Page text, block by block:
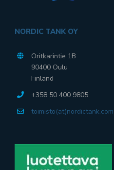
NORDIC TANK OY
Oritkarintie 1B
90400 Oulu
Finland
+358 50 400 9805
toimisto(at)nordictank.com